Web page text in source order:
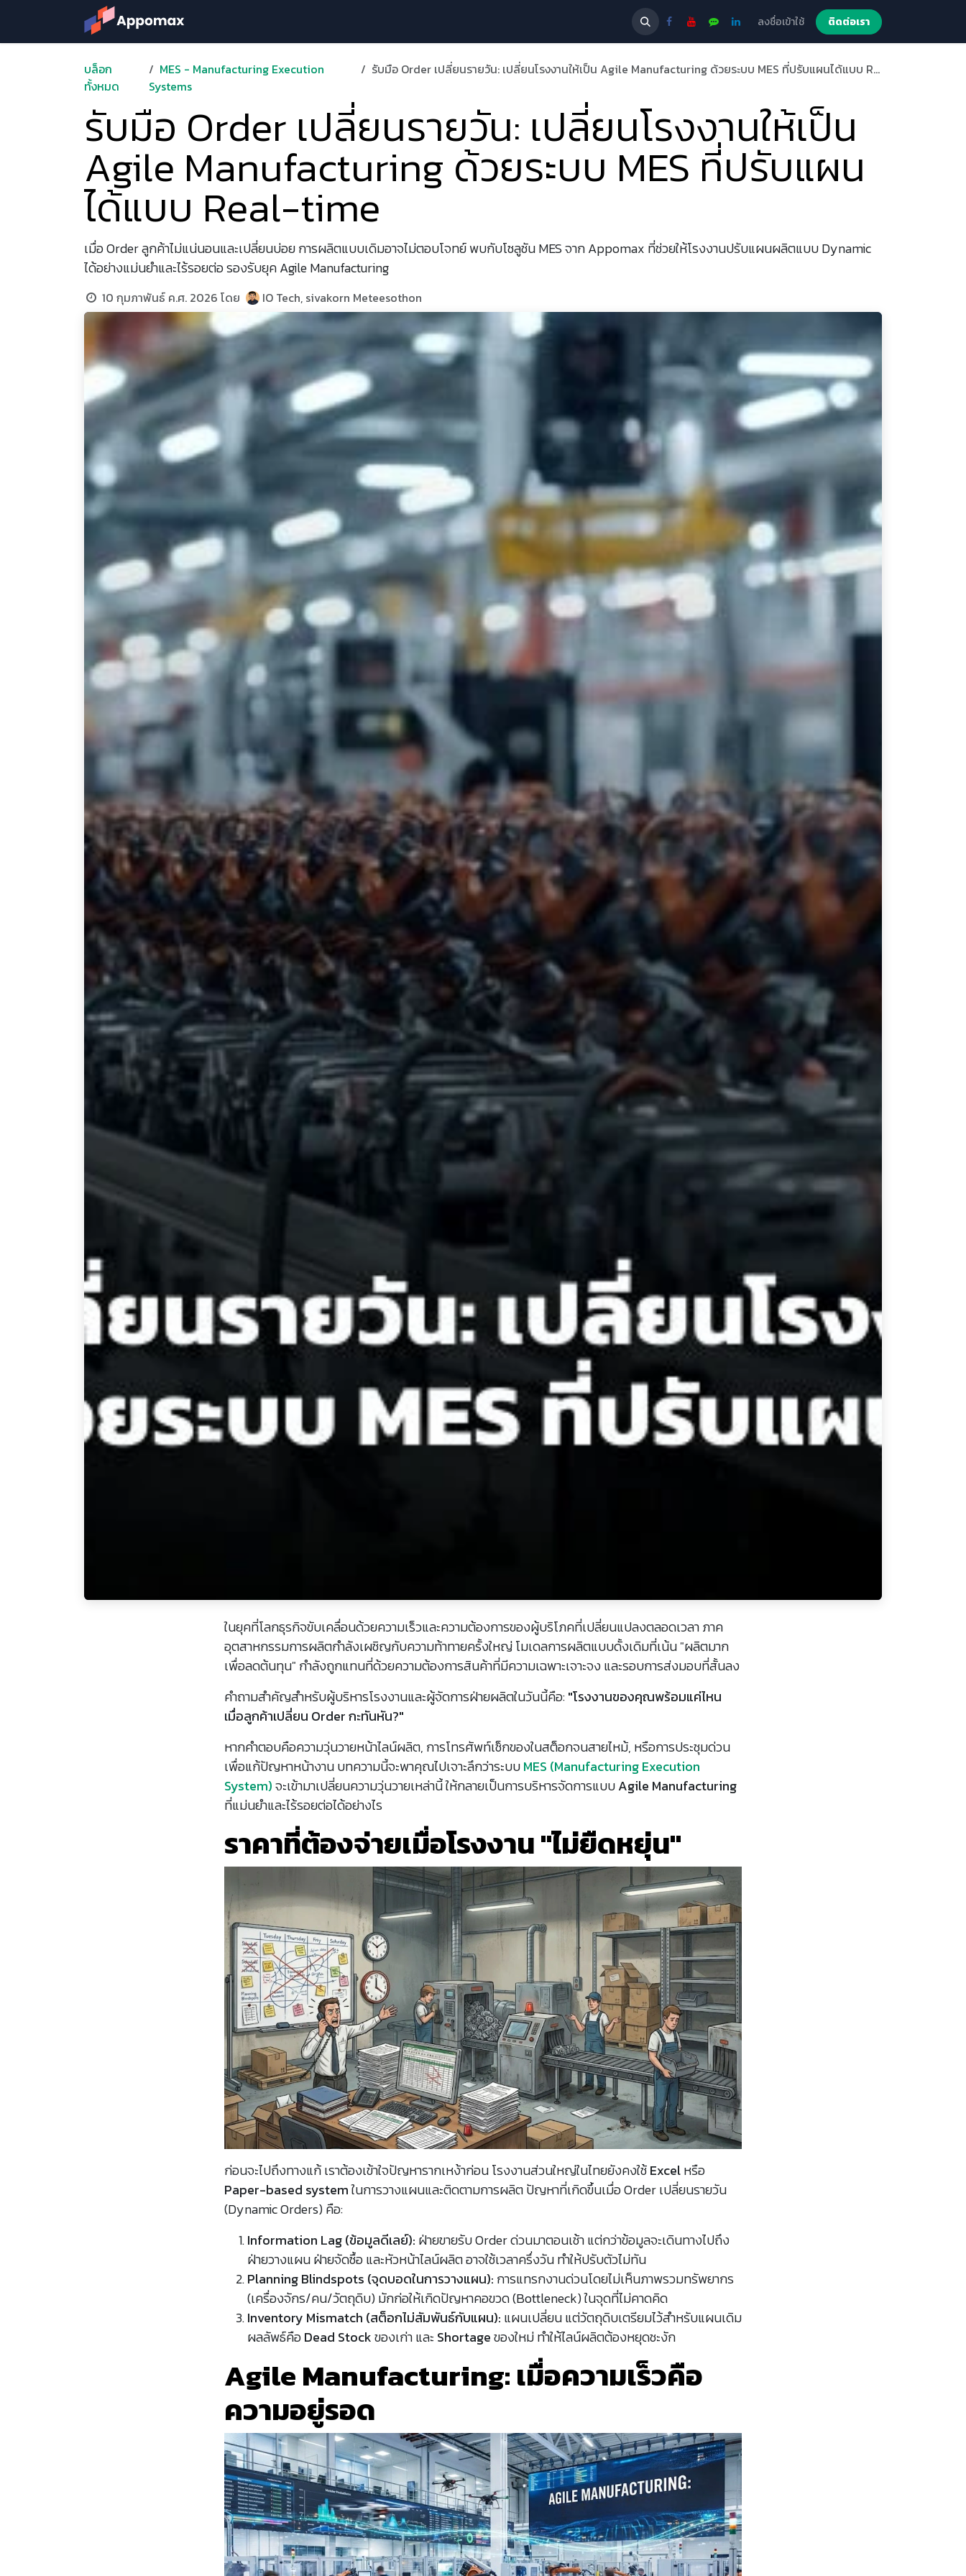
ลงชื่อเข้าใช้ ติดต่อเรา
บล็อก
ทั้งหมด
MES - Manufacturing Execution
Systems
รับมือ Order เปลี่ยนรายวัน: เปลี่ยนโรงงานให้เป็น Agile Manufacturing ด้วยระบบ MES ที่ปรับแผนได้แบบ Real-time
รับมือ Order เปลี่ยนรายวัน: เปลี่ยนโรงงานให้เป็น
Agile Manufacturing ด้วยระบบ MES ที่ปรับแผน
ได้แบบ Real-time
เมื่อ Order ลูกค้าไม่แน่นอนและเปลี่ยนบ่อย การผลิตแบบเดิมอาจไม่ตอบโจทย์ พบกับโซลูชัน MES จาก Appomax ที่ช่วยให้โรงงานปรับแผนผลิตแบบ Dynamic
ได้อย่างแม่นยำและไร้รอยต่อ รองรับยุค Agile Manufacturing
10 กุมภาพันธ์ ค.ศ. 2026 โดย IO Tech, sivakorn Meteesothon
ในยุคที่โลกธุรกิจขับเคลื่อนด้วยความเร็วและความต้องการของผู้บริโภคที่เปลี่ยนแปลงตลอดเวลา ภาค
อุตสาหกรรมการผลิตกำลังเผชิญกับความท้าทายครั้งใหญ่ โมเดลการผลิตแบบดั้งเดิมที่เน้น "ผลิตมาก
เพื่อลดต้นทุน" กำลังถูกแทนที่ด้วยความต้องการสินค้าที่มีความเฉพาะเจาะจง และรอบการส่งมอบที่สั้นลง
คำถามสำคัญสำหรับผู้บริหารโรงงานและผู้จัดการฝ่ายผลิตในวันนี้คือ:"โรงงานของคุณพร้อมแค่ไหน
เมื่อลูกค้าเปลี่ยน Order กะทันหัน?"
หากคำตอบคือความวุ่นวายหน้าไลน์ผลิต, การโทรศัพท์เช็กของในสต็อกจนสายไหม้, หรือการประชุมด่วน
เพื่อแก้ปัญหาหน้างาน บทความนี้จะพาคุณไปเจาะลึกว่าระบบMES (Manufacturing Execution
System)จะเข้ามาเปลี่ยนความวุ่นวายเหล่านี้ ให้กลายเป็นการบริหารจัดการแบบAgile Manufacturing
ที่แม่นยำและไร้รอยต่อได้อย่างไร
ราคาที่ต้องจ่ายเมื่อโรงงาน "ไม่ยืดหยุ่น"
ก่อนจะไปถึงทางแก้ เราต้องเข้าใจปัญหารากเหง้าก่อน โรงงานส่วนใหญ่ในไทยยังคงใช้Excelหรือ
Paper-based systemในการวางแผนและติดตามการผลิต ปัญหาที่เกิดขึ้นเมื่อ Order เปลี่ยนรายวัน
(Dynamic Orders) คือ:
Information Lag (ข้อมูลดีเลย์): ฝ่ายขายรับ Order ด่วนมาตอนเช้า แต่กว่าข้อมูลจะเดินทางไปถึง
ฝ่ายวางแผน ฝ่ายจัดซื้อ และหัวหน้าไลน์ผลิต อาจใช้เวลาครึ่งวัน ทำให้ปรับตัวไม่ทัน
Planning Blindspots (จุดบอดในการวางแผน): การแทรกงานด่วนโดยไม่เห็นภาพรวมทรัพยากร
(เครื่องจักร/คน/วัตถุดิบ) มักก่อให้เกิดปัญหาคอขวด (Bottleneck) ในจุดที่ไม่คาดคิด
Inventory Mismatch (สต็อกไม่สัมพันธ์กับแผน): แผนเปลี่ยน แต่วัตถุดิบเตรียมไว้สำหรับแผนเดิม
ผลลัพธ์คือDead Stockของเก่า และ Shortageของใหม่ ทำให้ไลน์ผลิตต้องหยุดชะงัก
Agile Manufacturing: เมื่อความเร็วคือ
ความอยู่รอด